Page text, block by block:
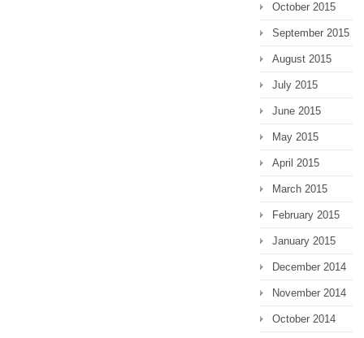
October 2015
September 2015
August 2015
July 2015
June 2015
May 2015
April 2015
March 2015
February 2015
January 2015
December 2014
November 2014
October 2014